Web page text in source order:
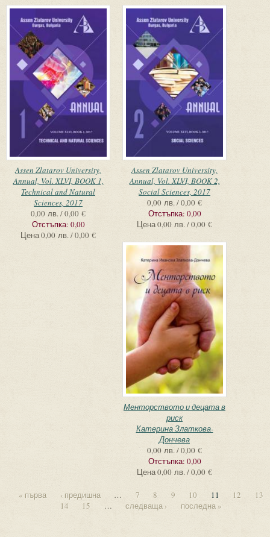
Assen Zlatarov University,
Annual, Vol. XLVI, BOOK 1,
Technical and Natural
Sciences, 2017
0,00 лв. / 0,00 €
Отстъпка: 0,00
Цена0,00 лв. / 0,00 €
Assen Zlatarov University,
Annual, Vol. XLVI, BOOK 2,
Social Sciences, 2017
0,00 лв. / 0,00 €
Отстъпка: 0,00
Цена0,00 лв. / 0,00 €
Менторството и децата в
риск
Катерина Златкова-
Дончева
0,00 лв. / 0,00 €
Отстъпка: 0,00
Цена0,00 лв. / 0,00 €
« първа ‹ предишна … 7 8 9 10 11 12
13
14
15 … следваща › последна »